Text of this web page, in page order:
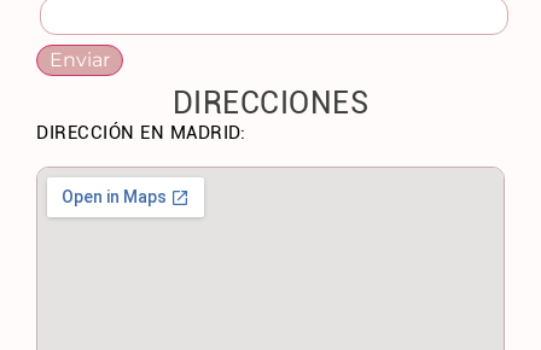
DIRECCIONES
DIRECCIÓN EN MADRID: